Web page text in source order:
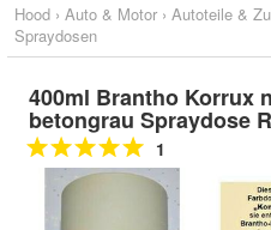
Hood › Auto & Motor › Autoteile &
Spraydosen
400ml Brantho Korrux
betongrau Spraydose
1